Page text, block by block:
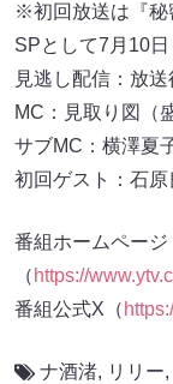
※初回放送は『秘
SPとして7月10
見逃し配信：放
MC：見取り図（
サブMC：横澤夏
初回ゲスト：石
番組ホームページ
（ https://
番組公式X（
ナ酒渚, リリー,